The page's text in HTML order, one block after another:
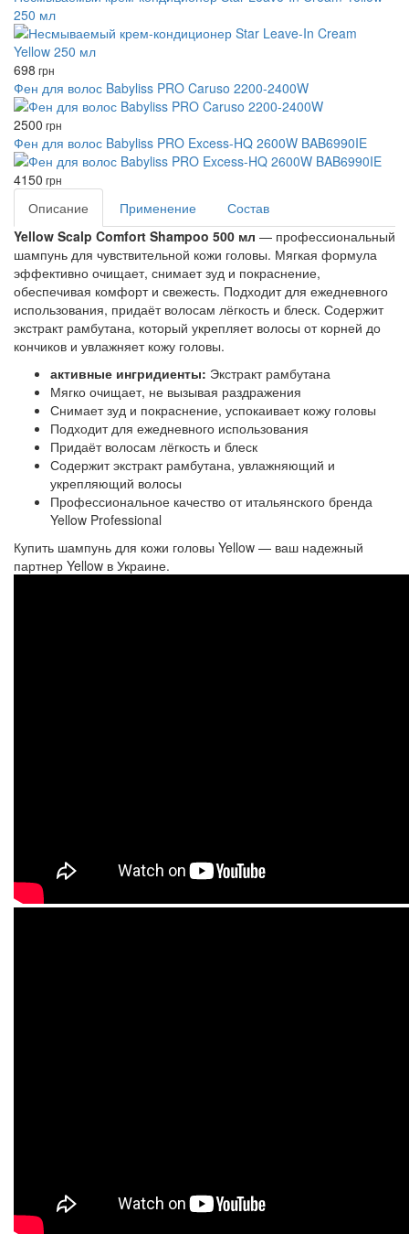
250 мл
698 грн
Фен для волос Babyliss PRO Caruso 2200-2400W
2500 грн
Фен для волос Babyliss PRO Excess-HQ 2600W BAB6990IE
4150 грн
Описание Применение
Состав
Yellow Scalp Comfort Shampoo 500 мл — профессиональный
шампунь для чувствительной кожи головы. Мягкая формула
эффективно очищает, снимает зуд и покраснение,
обеспечивая комфорт и свежесть. Подходит для ежедневного
использования, придаёт волосам лёгкость и блеск. Содержит
экстракт рамбутана, который укрепляет волосы от корней до
кончиков и увлажняет кожу головы.
активные ингридиенты: Экстракт рамбутана
Мягко очищает, не вызывая раздражения
Снимает зуд и покраснение, успокаивает кожу головы
Подходит для ежедневного использования
Придаёт волосам лёгкость и блеск
Содержит экстракт рамбутана, увлажняющий и
укрепляющий волосы
Профессиональное качество от итальянского бренда
Yellow Professional
Купить шампунь для кожи головы Yellow — ваш надежный
партнер Yellow в Украине.